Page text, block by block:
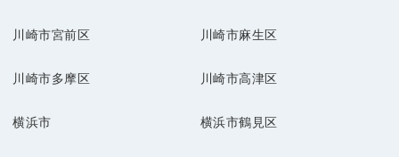
川崎市宮前区 川崎市麻生区
川崎市多摩区 川崎市高津区
横浜市 横浜市鶴見区